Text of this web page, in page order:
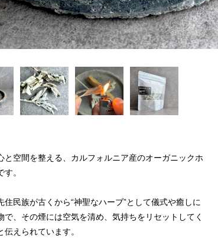
と空間を整える、カルフォルニア産のオーガニックホ
。
住民族が古くから“神聖なハーブ”として儀式や癒しに
で、その煙には空気を清め、気持ちをリセットしてく
えられています。